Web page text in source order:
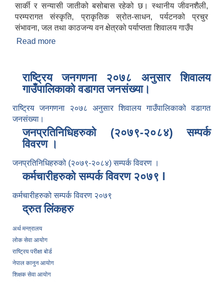
सार्की र सन्यासी जातीको बसोबास रहेको छ। स्थानीय जीवनशैली,
परम्परागत संस्कृति, प्राकृतिक स्रोत-साधन, पर्यटनको प्रचुर
संभावना, जल तथा काठजन्य वन क्षेत्रको पर्याप्तता शिवालय गाउँप
Read more
राष्ट्रिय जनगणना २०७८ अनुसार शिवालय
गाउँपालिकाको वडागत जनसंख्या।
राष्ट्रिय जनगणना २०७८ अनुसार शिवालय गाउँपालिकाको वडागत
जनसंख्या।
जनप्रतिनिधिहरुको (२०७९-२०८४) सम्पर्क
विवरण ।
जनप्रतिनिधिहरुको (२०७९-२०८४) सम्पर्क विवरण ।
कर्मचारीहरुको सम्पर्क विवरण २०७९ l
कर्मचारीहरुको सम्पर्क विवरण २०७९
द्रुत लिंकहरु
अर्थ मन्त्रालय
लोक सेवा आयोग
राष्ट्रिय परीक्षा बोर्ड
नेपाल कानुन आयोग
शिक्षक सेवा आयोग